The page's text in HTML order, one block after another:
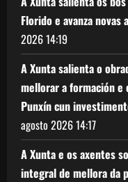
Florido e avanza
202614:19
A Xunta salienta o
mellorar a formación e
Punxín cun
agosto 202614:17
A Xunta e os axentes
integral de mellora da